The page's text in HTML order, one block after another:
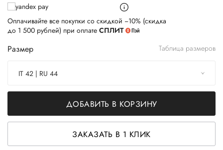
Оплачивайте все покупки со скидкой −10% (скидка
до 1 500 рублей) при оплате СПЛИТ
Размер Таблица размеров
IT 42 | RU 44
ДОБАВИТЬ В КОРЗИНУ
ЗАКАЗАТЬ В 1 КЛИК